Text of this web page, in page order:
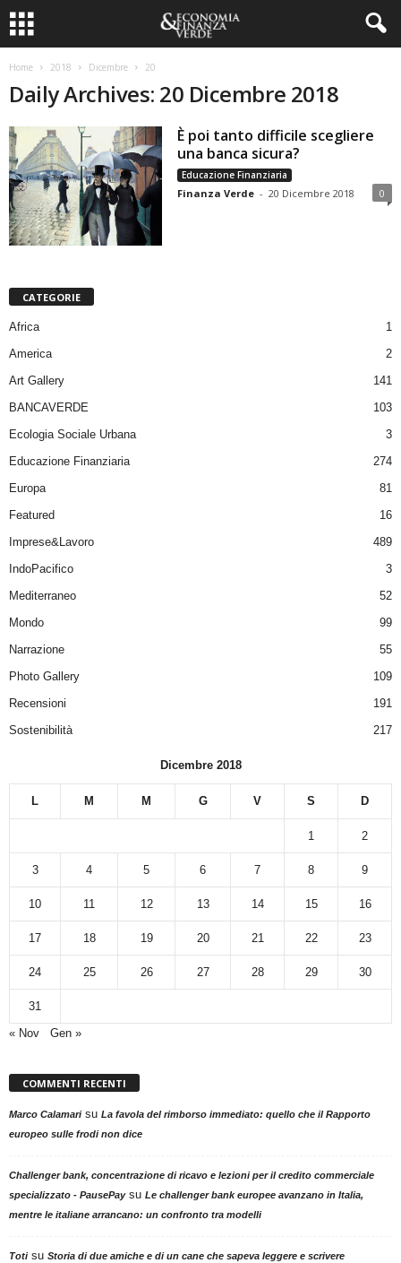
Home 2018 Dicembre 20
Daily Archives: 20 Dicembre 2018
È poi tanto difficile scegliere
una banca sicura?
Educazione Finanziaria
Finanza Verde - 20 Dicembre 2018 0
CATEGORIE
Africa
1
America
2
Art Gallery
141
BANCAVERDE
103
Ecologia Sociale Urbana
3
Educazione Finanziaria
274
Europa
81
Featured
16
Imprese&Lavoro
489
IndoPacifico
3
Mediterraneo
52
Mondo
99
Narrazione
55
Photo Gallery
109
Recensioni
191
Sostenibilità
217
Dicembre 2018
L M M G V S D
1 2
3 4 5 6 7 8 9
10 11 12 13 14 15 16
17 18 19 20 21 22 23
24 25 26 27 28 29 30
31
« Nov
Gen »
COMMENTI RECENTI
Marco Calamarisu La favola del rimborso immediato: quello che il Rapporto
europeo sulle frodi non dice
Challenger bank, concentrazione di ricavo e lezioni per il credito commerciale
specializzato - PausePaysu Le challenger bank europee avanzano in Italia,
mentre le italiane arrancano: un confronto tra modelli
Totisu Storia di due amiche e di un cane che sapeva leggere e scrivere